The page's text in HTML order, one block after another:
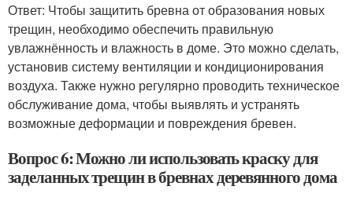
Ответ: Чтобы защитить бревна от образования новых
трещин, необходимо обеспечить правильную
увлажнённость и влажность в доме. Это можно сделать,
установив систему вентиляции и кондиционирования
воздуха. Также нужно регулярно проводить техническое
обслуживание дома, чтобы выявлять и устранять
возможные деформации и повреждения бревен.
Вопрос 6: Можно ли использовать краску для
заделанных трещин в бревнах деревянного дома